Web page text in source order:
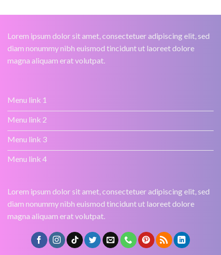
Lorem ipsum dolor sit amet, consectetuer adipiscing elit, sed
diam nonummy nibh euismod tincidunt ut laoreet dolore
magna aliquam erat volutpat.
Menu link 1
Menu link 2
Menu link 3
Menu link 4
Lorem ipsum dolor sit amet, consectetuer adipiscing elit, sed
diam nonummy nibh euismod tincidunt ut laoreet dolore
magna aliquam erat volutpat.